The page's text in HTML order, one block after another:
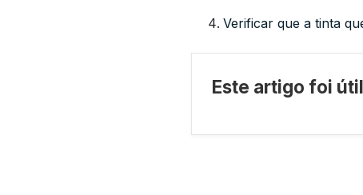
Verificar que a tinta
Este artigo foi